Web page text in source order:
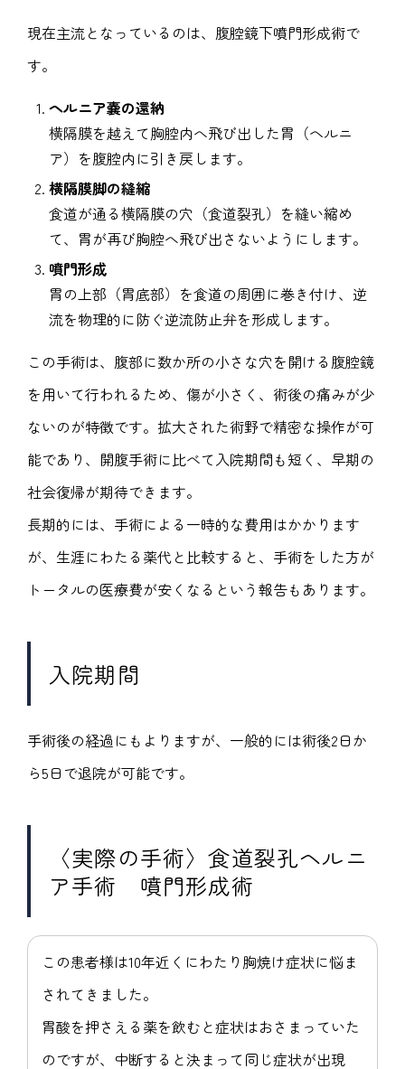
現在主流となっているのは、腹腔鏡下噴門形成術で
す。
ヘルニア嚢の還納
横隔膜を越えて胸腔内へ飛び出した胃（ヘルニ
ア）を腹腔内に引き戻します。
横隔膜脚の縫縮
食道が通る横隔膜の穴（食道裂孔）を縫い縮め
て、胃が再び胸腔へ飛び出さないようにします。
噴門形成
胃の上部（胃底部）を食道の周囲に巻き付け、逆
流を物理的に防ぐ逆流防止弁を形成します。
この手術は、腹部に数か所の小さな穴を開ける腹腔鏡
を用いて行われるため、傷が小さく、術後の痛みが少
ないのが特徴です。拡大された術野で精密な操作が可
能であり、開腹手術に比べて入院期間も短く、早期の
社会復帰が期待できます。
長期的には、手術による一時的な費用はかかります
が、生涯にわたる薬代と比較すると、手術をした方が
トータルの医療費が安くなるという報告もあります。
入院期間
手術後の経過にもよりますが、一般的には術後2日か
ら5日で退院が可能です。
〈実際の手術〉食道裂孔ヘルニ
ア手術 噴門形成術
この患者様は10年近くにわたり胸焼け症状に悩ま
されてきました。
胃酸を押さえる薬を飲むと症状はおさまっていた
のですが、中断すると決まって同じ症状が出現